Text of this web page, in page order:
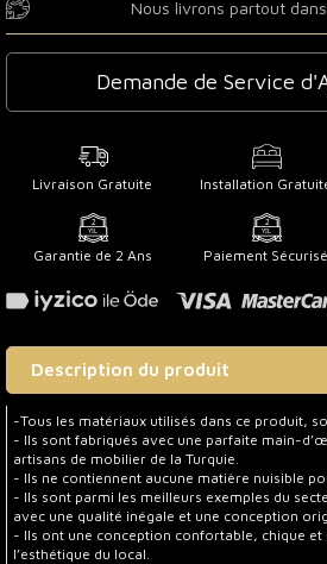
Nous livrons partout
Demande de Service
Livraison Gratuite Installation
Garantie de 2 Ans Paiement Sécurisé
Description du produit
-Tous les matériaux utilisés dans ce produit,
- Ils sont fabriqués avec une parfaite main-
artisans de mobilier de la Turquie.
- Ils ne contiennent aucune matière nuisible
- Ils sont parmi les meilleurs exemples du
avec une qualité inégale et une conception
- Ils ont une conception confortable, chique
l’esthétique du local.